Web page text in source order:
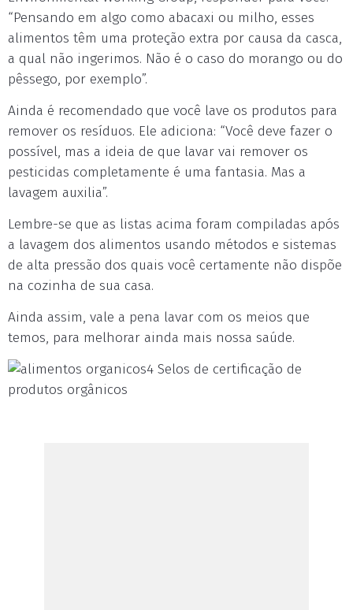
“Pensando em algo como abacaxi ou milho, esses
alimentos têm uma proteção extra por causa da casca,
a qual não ingerimos. Não é o caso do morango ou do
pêssego, por exemplo”.
Ainda é recomendado que você lave os produtos para
remover os resíduos. Ele adiciona: “Você deve fazer o
possível, mas a ideia de que lavar vai remover os
pesticidas completamente é uma fantasia. Mas a
lavagem auxilia”.
Lembre-se que as listas acima foram compiladas após
a lavagem dos alimentos usando métodos e sistemas
de alta pressão dos quais você certamente não dispõe
na cozinha de sua casa.
Ainda assim, vale a pena lavar com os meios que
temos, para melhorar ainda mais nossa saúde.
Selos de certificação de
produtos orgânicos